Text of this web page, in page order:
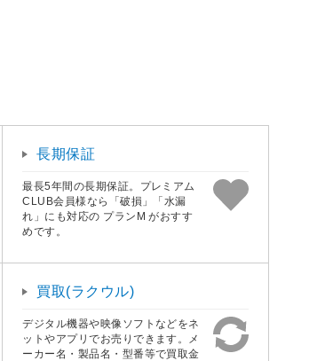
長期保証
最長5年間の長期保証。プレミアム
CLUB会員様なら「破損」「水漏
れ」にも対応の プランM がおすす
めです。
買取(ラクウル)
デジタル機器や映像ソフトなどをネ
ットやアプリでお売りできます。メ
ーカー名・製品名・型番等で買取金